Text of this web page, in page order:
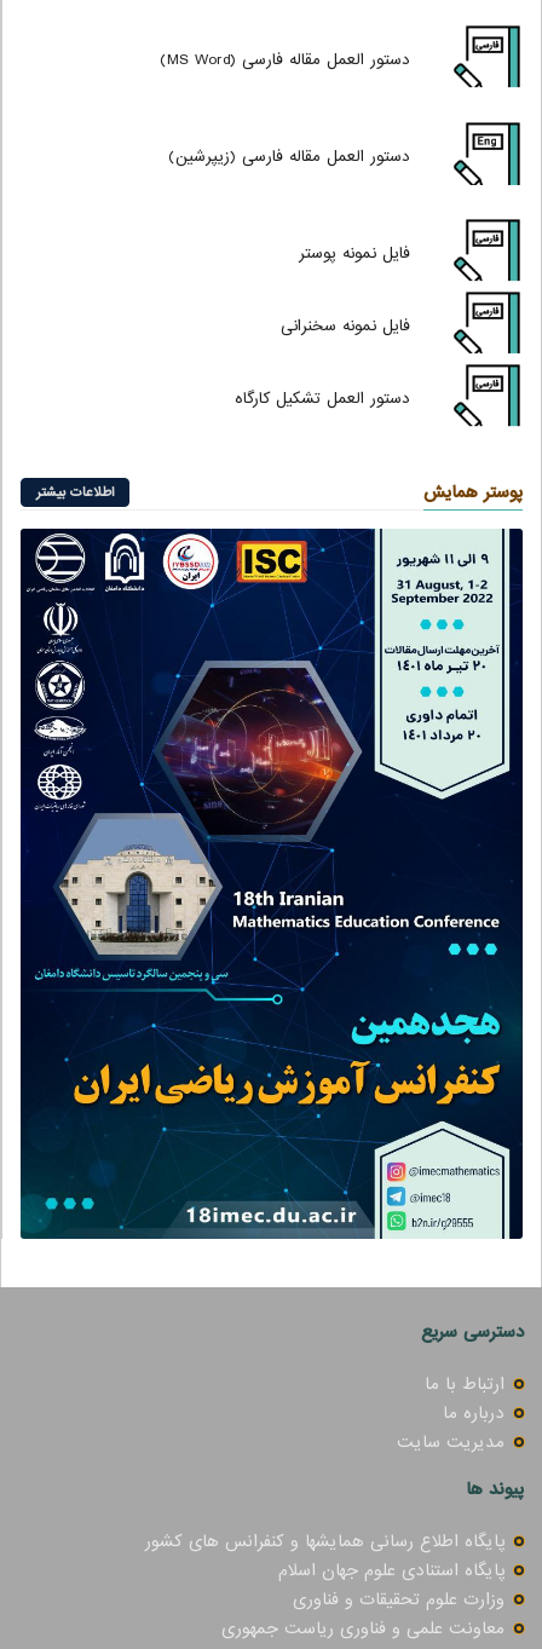
دستور العمل مقاله فارسی (MS Word)
دستور العمل مقاله فارسی (زیپرشین)
فایل نمونه پوستر
فایل نمونه سخنرانی
دستور العمل تشکیل کارگاه
پوستر همایش اطلاعات بیشتر
دسترسی سریع
ارتباط با ما
درباره ما
مدیریت سایت
پیوند ها
پایگاه اطلاع رسانی همایشها و کنفرانس های کشور
پایگاه استنادی علوم جهان اسلام
وزارت علوم تحقیقات و فناوری
معاونت علمی و فناوری ریاست جمهوری